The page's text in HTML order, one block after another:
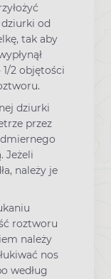
od
tak aby
2 objętości
dziurki
przez
Jeżeli
należy je
roztworu
należy
nos
według